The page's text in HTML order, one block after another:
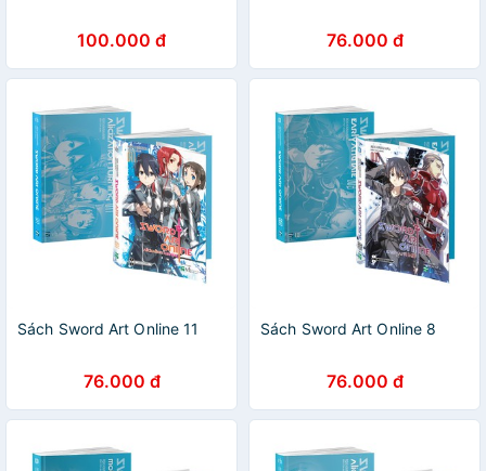
100.000 đ 76.000 đ
Sách Sword Art Online 11
76.000 đ
Sách Sword Art Online 8
76.000 đ